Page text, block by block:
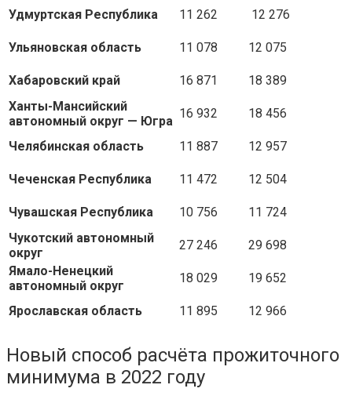
Удмуртская Республика 11 262 12 276
Ульяновская область 11 078 12 075
Хабаровский край 16 871
18 389
Ханты-Мансийский
автономный округ — Югра
16 932 18 456
Челябинская область 11 887 12 957
Чеченская Республика 11 472 12 504
Чувашская Республика 10 756
11 724
Чукотский автономный
округ
27 246
29 698
Ямало-Ненецкий
автономный округ
18 029 19 652
Ярославская область 11 895 12 966
Новый способ расчёта прожиточного
минимума в 2022 году